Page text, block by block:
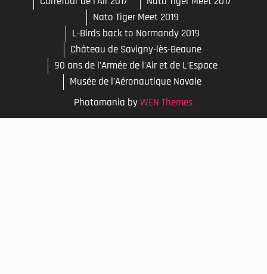
Nato Tiger Meet 2019
L-Birds back to Normandy 2019
Château de Savigny-lès-Beaune
90 ans de l’Armée de l’Air et de L’Espace
Musée de l’Aéronautique Navale
Photomania byWEN Themes